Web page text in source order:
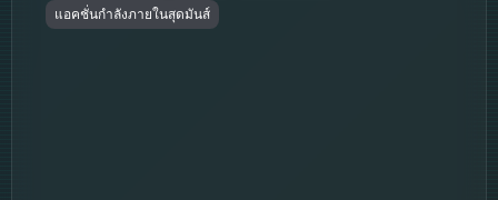
แอคชั่นกำลังภายในสุดมันส์